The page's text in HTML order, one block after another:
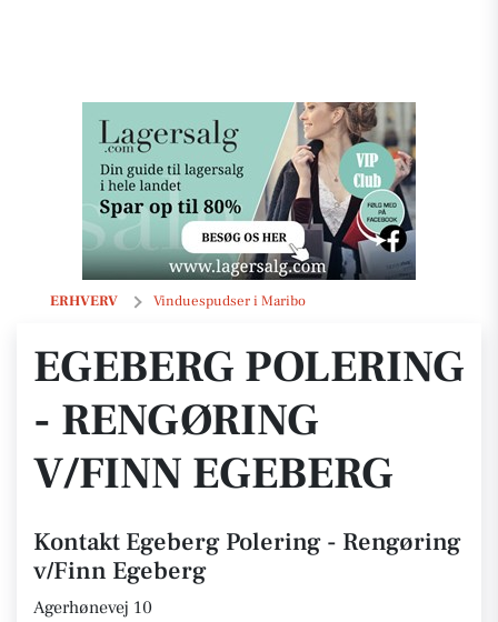
ERHVERV Vinduespudser i Maribo
Egeberg Polering - Rengøring v/Finn Egeberg
EGEBERG POLERING
- RENGØRING
V/FINN EGEBERG
Kontakt Egeberg Polering - Rengøring
v/Finn Egeberg
Agerhønevej 10